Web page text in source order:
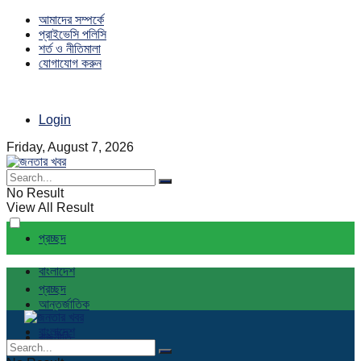
আমাদের সম্পর্কে
প্রাইভেসি পলিসি
শর্ত ও নীতিমালা
যোগাযোগ করুন
Login
Friday, August 7, 2026
No Result
View All Result
প্রচ্ছদ
বাংলাদেশ
আন্তর্জাতিক
রাজনীতি
প্রচ্ছদ
বাংলাদেশ